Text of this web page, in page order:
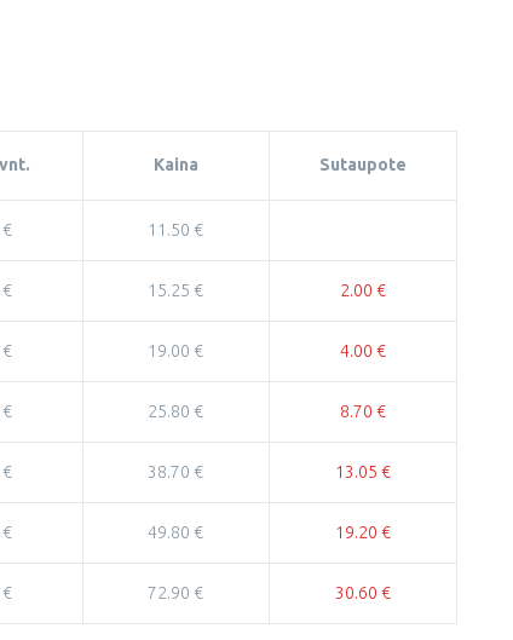
Kaina Sutaupote
€ 11.50 €
€ 15.25 € 2.00 €
€ 19.00 € 4.00 €
€ 25.80 € 8.70 €
€ 38.70 € 13.05 €
€ 49.80 € 19.20 €
€ 72.90 € 30.60 €